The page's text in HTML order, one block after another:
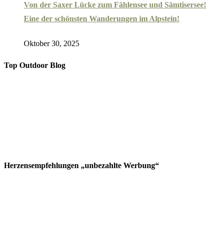
Von der Saxer Lücke zum Fählensee und Sämtisersee!
Eine der schönsten Wanderungen im Alpstein!
Oktober 30, 2025
Top Outdoor Blog
Herzensempfehlungen „unbezahlte Werbung“